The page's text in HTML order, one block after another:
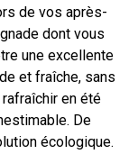
de vos après-
dont vous
une excellente
et fraîche, sans
en été
De
écologique.